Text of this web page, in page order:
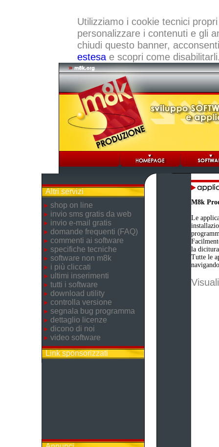
Utilizziamo i cookie tecnici
personalizzare i contenuti e gli
chiudi questo banner,
estesae scopri come
Altri servizi
shop on line
invio sms gratis da web
invio e-mail gratis
domande frequenti (FAQ)
commenti ai software
specifiche tecniche
software non m8k
i più cliccati
ultimi inserimenti
tutti i software
download utility
controlla versione
segnala bug programma
dettaglio licenze
dicono di noi
video software
Link sponsorizzati
M8k
Le
la
Tutte le